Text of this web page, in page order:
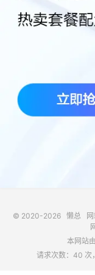
© 2020-2026 懒总
本网站由
请求次数：40 次